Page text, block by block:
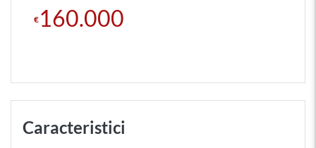
€ 160.000
Caracteristici